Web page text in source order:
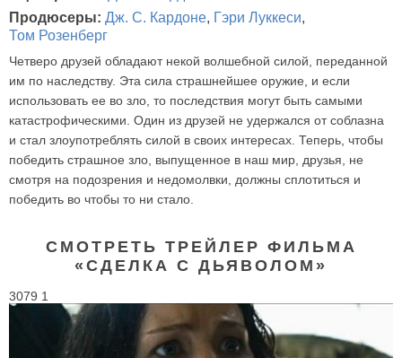
Продюсеры: Дж. С. Кардоне, Гэри Луккеси,
Том Розенберг
Четверо друзей обладают некой волшебной силой, переданной
им по наследству. Эта сила страшнейшее оружие, и если
использовать ее во зло, то последствия могут быть самыми
катастрофическими. Один из друзей не удержался от соблазна
и стал злоупотреблять силой в своих интересах. Теперь, чтобы
победить страшное зло, выпущенное в наш мир, друзья, не
смотря на подозрения и недомолвки, должны сплотиться и
победить во чтобы то ни стало.
СМОТРЕТЬ ТРЕЙЛЕР ФИЛЬМА
«СДЕЛКА С ДЬЯВОЛОМ»
3079 1